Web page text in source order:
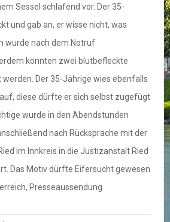
Sessel schlafend vor. Der 35-
und gab an, er wisse nicht, was
wurde nach dem Notruf
konnten zwei blutbefleckte
werden. Der 35-Jährige wies ebenfalls
diese dürfte er sich selbst zugefügt
wurde in den Abendstunden
nach Rücksprache mit der
im Innkreis in die Justizanstalt Ried
Das Motiv dürfte Eifersucht gewesen
Presseaussendung